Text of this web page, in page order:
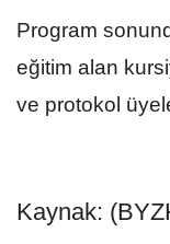
Program
eğitim alan
ve protokol
Kaynak: